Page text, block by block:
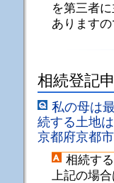
を第三者
あります
相続登記
私の母は
続する土地
京都府京都
相続す
上記の場